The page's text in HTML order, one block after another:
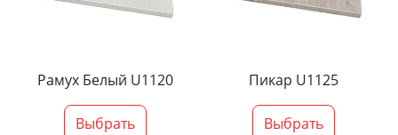
Рамух Белый U1120
Выбрать
Пикар U1125
Выбрать